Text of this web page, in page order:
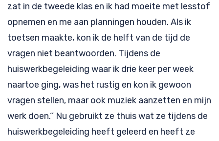
zat in de tweede klas en ik had moeite met lesstof
opnemen en me aan planningen houden. Als ik
toetsen maakte, kon ik de helft van de tijd de
vragen niet beantwoorden. Tijdens de
huiswerkbegeleiding waar ik drie keer per week
naartoe ging, was het rustig en kon ik gewoon
vragen stellen, maar ook muziek aanzetten en mijn
werk doen.‘’ Nu gebruikt ze thuis wat ze tijdens de
huiswerkbegeleiding heeft geleerd en heeft ze